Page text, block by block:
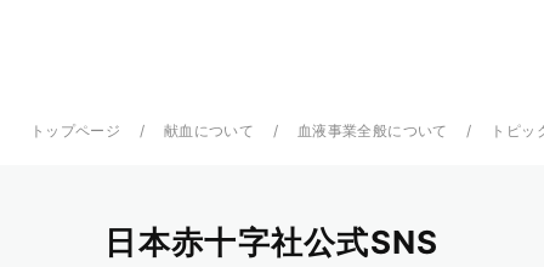
トップページ 献血について 血液事業全般について トピッ
日本赤十字社公式SNS